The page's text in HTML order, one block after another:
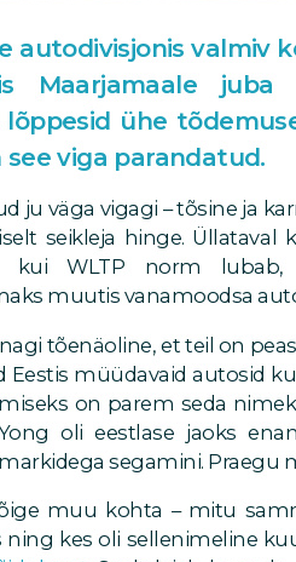
autodivisjonis valmiv
Maarjamaale
lõppesid ühe
see viga parandatud.
ju väga vigagi – tõsine ja
seikleja hinge. Üllataval
kui WLTP norm
muutis vanamoodsa
tõenäoline, et teil on
müüdavaid autosid
on parem seda
oli eestlase jaoks
segamini. Praegu
muu kohta – mitu
ning kes oli sellenimeline